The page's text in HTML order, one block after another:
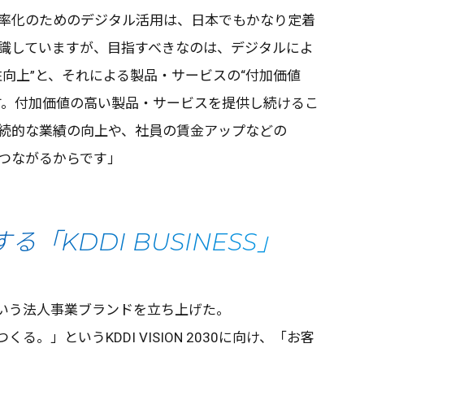
化のためのデジタル活用 は、 日本でもかなり 定着
していますが、 目指すべきなのは、 デジタルによ
上”と、それによる製品 ・サービスの“付加価値
付加価値の高い製品 ・サービスを提供 し続けるこ
的な業績の向上や、 社員の賃金アップなどの
ながるからです」
「KDDI BUSINESS」
う法人事業ブランドを立ち上げた。
くる。」というKDDI VISION 2030に向け、「お客